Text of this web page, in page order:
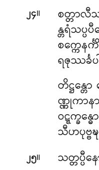
၂၄။
စတ္တာလီ
န္တရံသပ္ပပီ
စက္ကေန
ရဇုဿင်္ခပ
တိဋ္ဌန္တော
ဏ္ဏုကာနာ
ဝဋ္ဋက္ခန္
သီဟပုဗ္ဗ
၂၅။
သတ္တပ္ပီ